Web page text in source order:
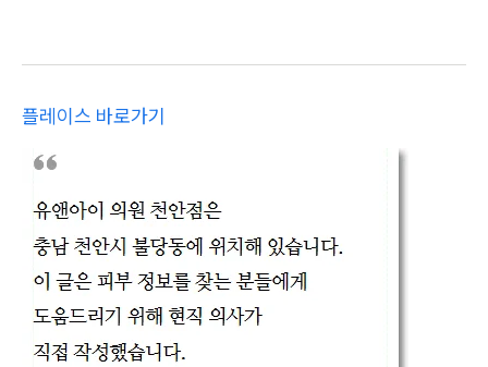
플레이스 바로가기